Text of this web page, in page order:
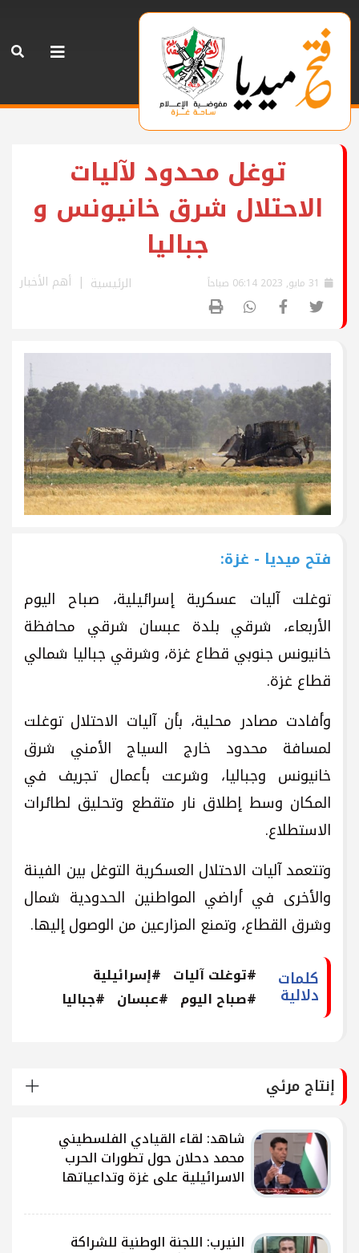
توغل محدود لآليات
الاحتلال شرق خانيونس و
جباليا
الرئيسية أهم الأخبار
فتح ميديا - غزة:
توغلت آليات عسكرية إسرائيلية، صباح اليوم
الأربعاء، شرقي بلدة عبسان شرقي محافظة
خانيونس جنوبي قطاع غزة، وشرقي جباليا شمالي
قطاع غزة.
وأفادت مصادر محلية، بأن آليات الاحتلال توغلت
لمسافة محدود خارج السياج الأمني شرق
خانيونس وجباليا، وشرعت بأعمال تجريف في
المكان وسط إطلاق نار متقطع وتحليق لطائرات
الاستطلاع.
وتتعمد آليات الاحتلال العسكرية التوغل بين الفينة
والأخرى في أراضي المواطنين الحدودية شمال
وشرق القطاع، وتمنع المزارعين من الوصول إليها.
كلمات
دلالية
#توغلت آليات #إسرائيلية
#صباح اليوم #عبسان #جباليا
إنتاج مرئي
شاهد: لقاء القيادي الفلسطيني
محمد دحلان حول تطورات الحرب
الاسرائيلية على غزة وتداعياتها
النيرب: اللجنة الوطنية للشراكة